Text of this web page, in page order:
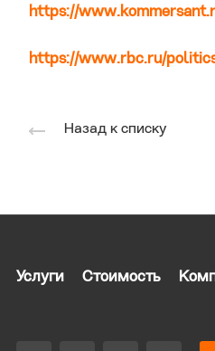
https://
https://www.rbc.ru/
Назад к списку
Услуги Стоимость